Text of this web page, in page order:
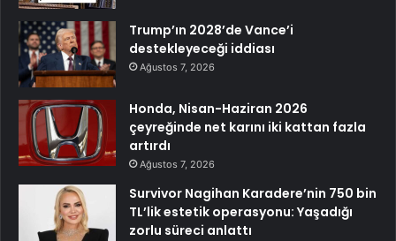
Trump’ın 2028’de Vance’i
destekleyeceği iddiası
Ağustos 7, 2026
Honda, Nisan-Haziran 2026
çeyreğinde net karını iki kattan fazla
artırdı
Ağustos 7, 2026
Survivor Nagihan Karadere’nin 750 bin
TL’lik estetik operasyonu: Yaşadığı
zorlu süreci anlattı